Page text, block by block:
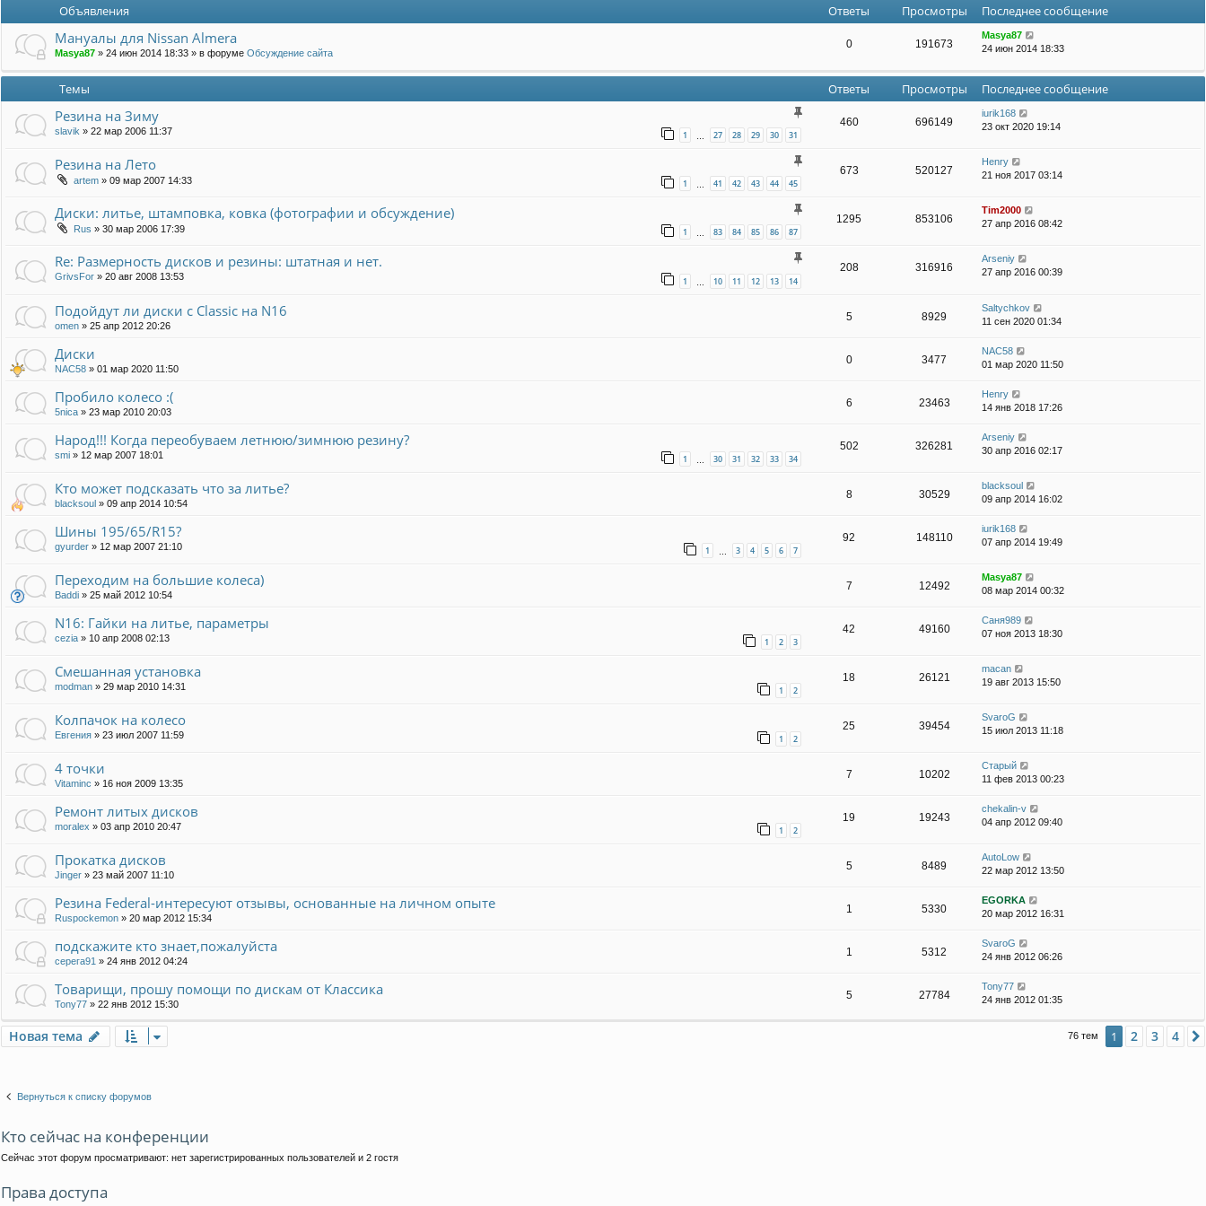
Объявления Ответы Просмотры Последнее сообщение
Мануалы для Nissan Almera
Masya87 » 24 июн 2014 18:33 » в форуме Обсуждение сайта
0 191673
Masya87
24 июн 2014 18:33
Темы Ответы Просмотры Последнее сообщение
Резина на Зиму
slavik » 22 мар 2006 11:37 1 … 27 28 29 30 31
460 696149
iurik168
23 окт 2020 19:14
Резина на Лето
artem » 09 мар 2007 14:33 1 … 41 42 43 44 45
673 520127
Henry
21 ноя 2017 03:14
Диски: литье, штамповка, ковка (фотографии и обсуждение)
Rus » 30 мар 2006 17:39 1 … 83 84 85 86 87
1295 853106
Tim2000
27 апр 2016 08:42
Re: Размерность дисков и резины: штатная и нет.
GrivsFor » 20 авг 2008 13:53 1 10 11 12 13 14
208 316916
Arseniy
27 апр 2016 00:39
Подойдут ли диски с Classic на N16
omen » 25 апр 2012 20:26
5 8929
Saltychkov
11 сен 2020 01:34
Диски
NAC58 » 01 мар 2020 11:50
0 3477
NAC58
01 мар 2020 11:50
Пробило колесо :(
5nica » 23 мар 2010 20:03
6 23463
Henry
14 янв 2018 17:26
Народ!!! Когда переобуваем летнюю/зимнюю резину?
smi » 12 мар 2007 18:01 1 30 31 32 33 34
502 326281
Arseniy
30 апр 2016 02:17
Кто может подсказать что за литье?
blacksoul » 09 апр 2014 10:54
8 30529
blacksoul
09 апр 2014 16:02
Шины 195/65/R15?
gyurder » 12 мар 2007 21:10 1 3 4 5 6 7
92 148110
iurik168
07 апр 2014 19:49
Переходим на большие колеса)
Baddi » 25 май 2012 10:54
7 12492
Masya87
08 мар 2014 00:32
N16: Гайки на литье, параметры
cezia » 10 апр 2008 02:13 1 2 3
42 49160
Саня989
07 ноя 2013 18:30
Смешанная установка
modman » 29 мар 2010 14:31 1 2
18 26121
macan
19 авг 2013 15:50
Колпачок на колесо
Евгения » 23 июл 2007 11:59 1 2
25 39454
SvaroG
15 июл 2013 11:18
4 точки
Vitaminc » 16 ноя 2009 13:35
7 10202
Старый
11 фев 2013 00:23
Ремонт литых дисков
moralex » 03 апр 2010 20:47 1 2
19 19243
chekalin-v
04 апр 2012 09:40
Прокатка дисков
Jinger » 23 май 2007 11:10
5 8489
AutoLow
22 мар 2012 13:50
Резина Federal-интересуют отзывы, основанные на личном опыте
Ruspockemon » 20 мар 2012 15:34
1 5330
EGORKA
20 мар 2012 16:31
подскажите кто знает,пожалуйста
серега91 » 24 янв 2012 04:24
1 5312
SvaroG
24 янв 2012 06:26
Товарищи, прошу помощи по дискам от Классика
Tony77 » 22 янв 2012 15:30
5 27784
Tony77
24 янв 2012 01:35
Новая тема 76 тем 1 2 3 4
Вернуться к списку форумов
Кто сейчас на конференции
Сейчас этот форум просматривают: нет зарегистрированных пользователей и 2 гостя
Права доступа